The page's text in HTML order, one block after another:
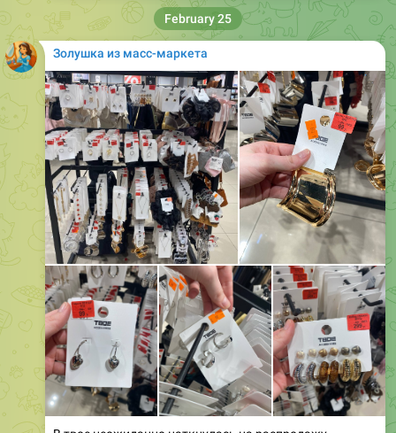
Золушка из масс-маркета
В твое неожиданно наткнулась на распродажу
бижутерии. Цены от 99 рублей